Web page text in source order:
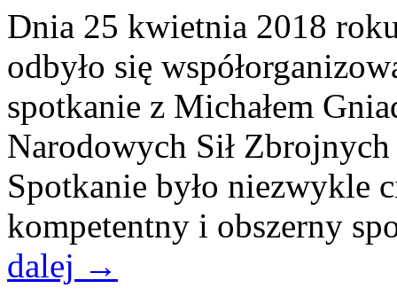
Dnia 25 kwietnia 2018
odbyło się
spotkanie z Michałem
Narodowych Sił
Spotkanie było niezwykle
kompetentny i obszerny
dalej →